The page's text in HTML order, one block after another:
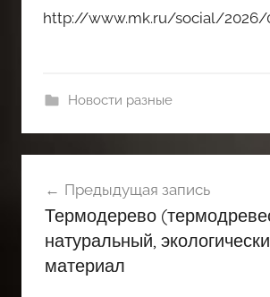
http://www.mk.ru/social/2026/
Новости разные
по
записям
Предыдущая запись
Термодерево
натуральный,
материал